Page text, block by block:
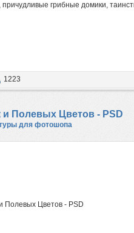
грибные домики,
1223
Полевых Цветов - PSD
для фотошопа
Полевых Цветов - PSD